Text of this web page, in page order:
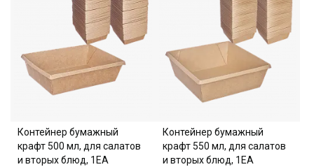
Контейнер бумажный
крафт 500 мл, для салатов
и вторых блюд, 1EA
Контейнер бумажный
крафт 550 мл, для салатов
и вторых блюд, 1EA